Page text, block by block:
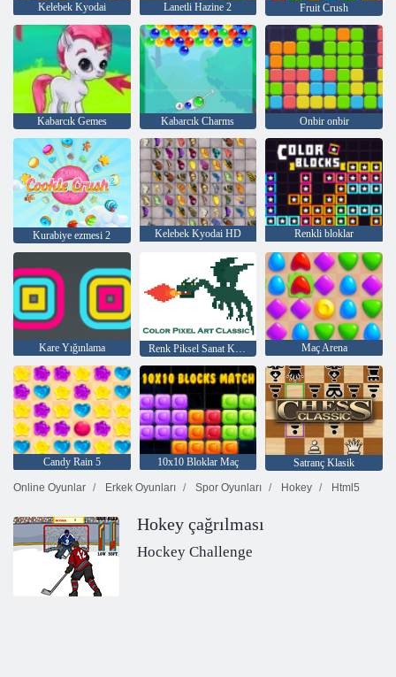
Kelebek Kyodai Lanetli Hazine 2 Fruit Crush
Kabarcık Gemes Kabarcık Charms Onbir onbir
Kurabiye ezmesi 2 Kelebek Kyodai HD Renkli bloklar
Kare Yığınlama Renk Piksel Sanat Klasik Maç Arena
Candy Rain 5 10x10 Bloklar Maç
Satranç Klasik
Online Oyunlar
Erkek Oyunları Spor Oyunları Hokey Html5
Hokey çağrılması
Hockey Challenge